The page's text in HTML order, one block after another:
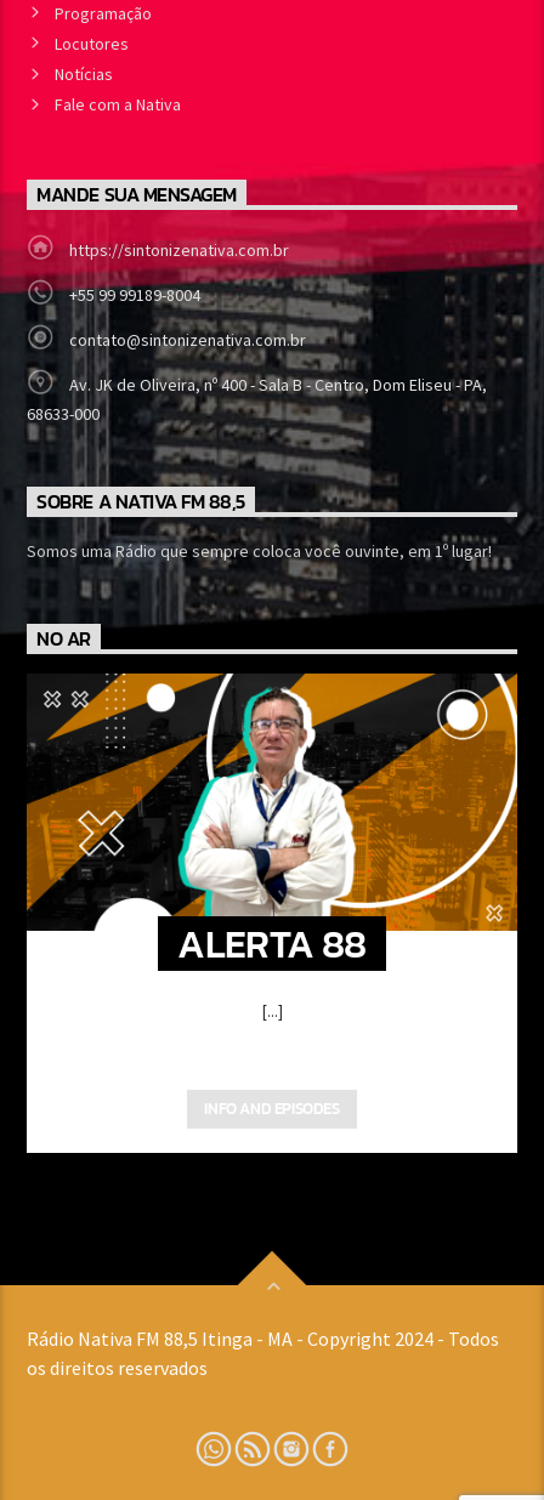
Programação
Locutores
Notícias
Fale com a Nativa
MANDE SUA MENSAGEM
https://sintonizenativa.com.br
+55 99 99189-8004
contato@sintonizenativa.com.br
Av. JK de Oliveira, nº 400 - Sala B - Centro, Dom Eliseu - PA,
68633-000
SOBRE A NATIVA FM 88,5
Somos uma Rádio que sempre coloca você ouvinte, em 1º lugar!
NO AR
ALERTA 88
[...]
INFO AND EPISODES
Rádio Nativa FM 88,5 Itinga - MA - Copyright 2024 - Todos
os direitos reservados